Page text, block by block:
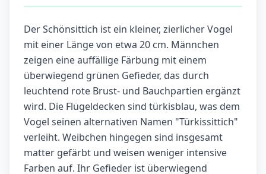
Der Schönsittich ist ein kleiner, zierlicher Vogel
mit einer Länge von etwa 20 cm. Männchen
zeigen eine auffällige Färbung mit einem
überwiegend grünen Gefieder, das durch
leuchtend rote Brust- und Bauchpartien ergänzt
wird. Die Flügeldecken sind türkisblau, was dem
Vogel seinen alternativen Namen "Türkissittich"
verleiht. Weibchen hingegen sind insgesamt
matter gefärbt und weisen weniger intensive
Farben auf. Ihr Gefieder ist überwiegend